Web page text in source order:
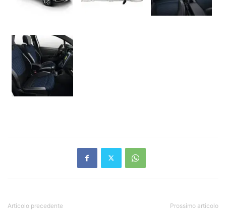
Articolo precedente Prossimo articolo